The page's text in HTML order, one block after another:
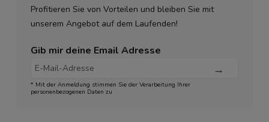
Profitieren Sie von Vorteilen und bleiben Sie mit
unserem Angebot auf dem Laufenden!
Gib mir deine Email Adresse
* Mit der Anmeldung stimmen Sie der Verarbeitung Ihrer
personenbezogenen Daten zu